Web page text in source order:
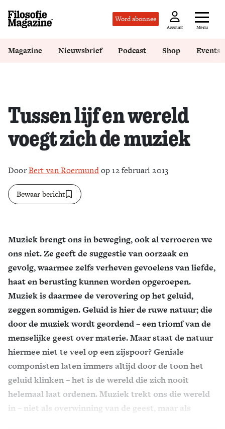
Word abonnee
Account Menu
Zoek
Magazine Nieuwsbrief Podcast Shop Events
Tussen lijf en wereld
voegt zich de muziek
DoorBert van Roermundop 12 februari 2013
Bewaar bericht
Muziek brengt ons in beweging, ook al verroeren we
ons niet. Ze geeft de suggestie van oorzaak en
gevolg, waarmee zelfs verheven gevoelens van liefde,
haat en berusting kunnen worden opgeroepen.
Muziek is daarmee de verovering op het geluid,
zeggen sommigen. Geluid is hier de ruwe natuur; die
door de muziek wordt geordend – een triomf van de
menselijke geest over materie. Maar staat de natuur
hiermee niet te veel op een zijspoor? Geniale
componisten laten immers altijd door de toon het
geluid klinken – het is de wereld die zich nooit
helemaal laat ordenen. Muziek trekt ons die wereld
in – niet als overwinning van de geest, maar als